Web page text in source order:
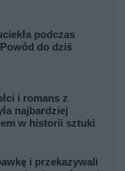
podczas
do dziś
i romans z
najbardziej
w historii sztuki
i przekazywali